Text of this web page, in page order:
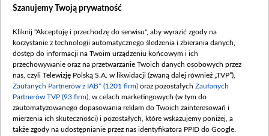
©2026 Telewizja Polska S. A. w likwidacji
Regulamin|Polityka prywatności|Moje zgody
Szanujemy Twoją prywatność
Kliknij "Akceptuję i przechodzę do serwisu", aby wyrazić zgody na
korzystanie z technologii automatycznego śledzenia i zbierania danych,
dostęp do informacji na Twoim urządzeniu końcowym i ich
przechowywanie oraz na przetwarzanie Twoich danych osobowych przez
nas, czyli Telewizję Polską S.A. w likwidacji (zwaną dalej również „TVP”),
Zaufanych Partnerów z IAB* (1201 firm) oraz pozostałych Zaufanych
Partnerów TVP (93 firm) , w celach marketingowych (w tym do
zautomatyzowanego dopasowania reklam do Twoich zainteresowań i
mierzenia ich skuteczności) i pozostałych, które wskazujemy poniżej, a
także zgody na udostępnianie przez nas identyfikatora PPID do Google.